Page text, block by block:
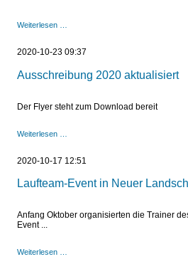
Weiterlesen …
2020-10-23 09:37
Ausschreibung 2020 aktualisiert
Der Flyer steht zum Download bereit
Weiterlesen …
2020-10-17 12:51
Laufteam-Event in Neuer
Anfang Oktober organisierten die Trainer
Event ...
Weiterlesen …